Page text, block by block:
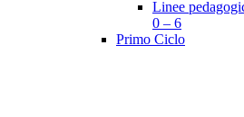
Linee
0 – 6
Primo Ciclo